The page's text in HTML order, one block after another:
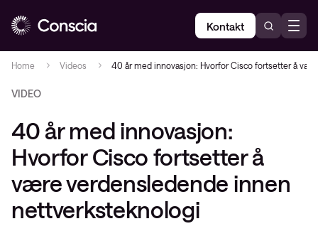
Kontakt
Home Videos 40 år med innovasjon: Hvorfor Cisco fortsetter å
VIDEO
40 år med innovasjon:
Hvorfor Cisco fortsetter å
være verdensledende innen
nettverksteknologi